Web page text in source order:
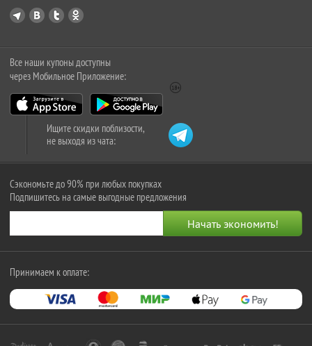
Все наши купоны доступны
через Мобильное Приложение:
Ищите скидки поблизости,
не выходя из чата:
Сэкономьте до 90% при любых покупках
Подпишитесь на самые выгодные предложения
Принимаем к оплате: